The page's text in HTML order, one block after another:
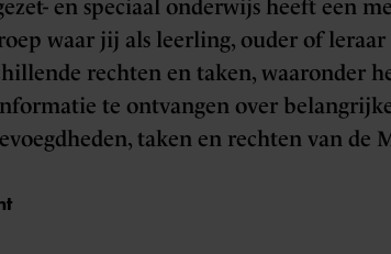
en speciaal onderwijs heeft een
waar jij als leerling, ouder of
rechten en taken, waaronder
te ontvangen over
taken en rechten van de